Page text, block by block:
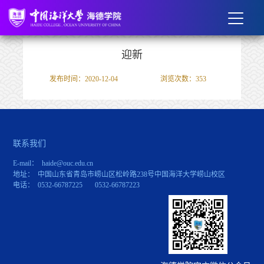
迎新
发布时间：2020-12-04 浏览次数： 353
联系我们
E-mail： haide@ouc.edu.cn
地址： 中国山东省青岛市崂山区松岭路238号中国海洋大学崂山校区
电话： 0532-66787225 0532-66787223